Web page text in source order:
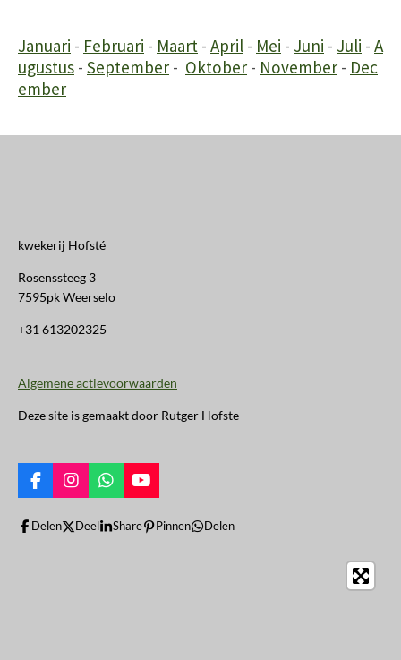
Januari - Februari - Maart - April - Mei - Juni - Juli - A
ugustus - September - Oktober - November - Dec
ember
kwekerij Hofsté
Rosenssteeg 3
7595pk Weerselo
+31 613202325
Algemene actievoorwaarden
Deze site is gemaakt door Rutger Hofste
F
a
c
e
I
n
s
t
W
h
a
t
Y
o
u
T
Delen Deel Share Pinnen Delen